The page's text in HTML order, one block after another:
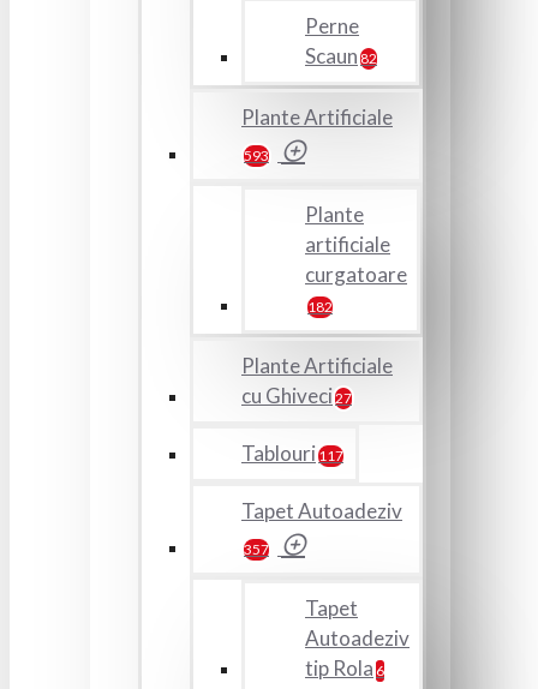
Perne
Scaun 82
Plante Artificiale
593
Plante
artificiale
curgatoare
182
Plante Artificiale
cu Ghiveci 27
Tablouri 117
Tapet Autoadeziv
357
Tapet
Autoadeziv
tip Rola 6